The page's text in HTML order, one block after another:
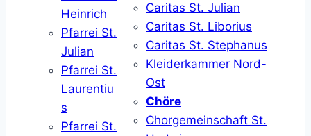
Heinrich
Pfarrei St.
Julian
Pfarrei St.
Laurentiu
s
Pfarrei St.
Caritas St. Julian
Caritas St. Liborius
Caritas St. Stephanus
Kleiderkammer Nord-
Ost
Chöre
Chorgemeinschaft St.